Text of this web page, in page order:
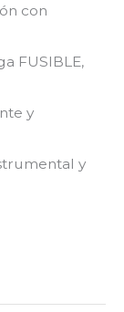
con
FUSIBLE,
y
y